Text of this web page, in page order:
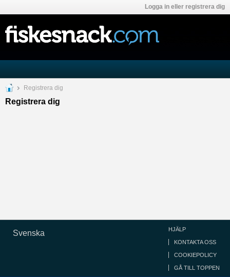
Logga in eller registrera dig
Registrera dig
Registrera dig
Svenska HJÄLP
KONTAKTA OSS
COOKIEPOLICY
GÅ TILL TOPPEN